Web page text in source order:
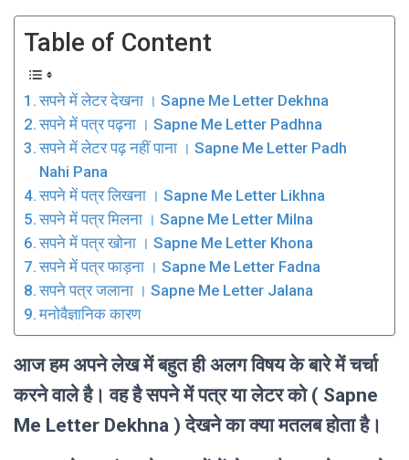
Table of Content
सपने में लेटर देखना । Sapne Me Letter Dekhna
सपने में पत्र पढ़ना । Sapne Me Letter Padhna
सपने में लेटर पढ़ नहीं पाना । Sapne Me Letter Padh
Nahi Pana
सपने में पत्र लिखना । Sapne Me Letter Likhna
सपने में पत्र मिलना । Sapne Me Letter Milna
सपने में पत्र खोना । Sapne Me Letter Khona
सपने में पत्र फाड़ना । Sapne Me Letter Fadna
सपने पत्र जलाना । Sapne Me Letter Jalana
मनोवैज्ञानिक कारण
आज हम अपने लेख में बहुत ही अलग विषय के बारे में चर्चा
करने वाले है। वह है सपने में पत्र या लेटर को ( Sapne
Me Letter Dekhna ) देखने का क्या मतलब होता है।